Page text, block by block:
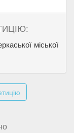
міської